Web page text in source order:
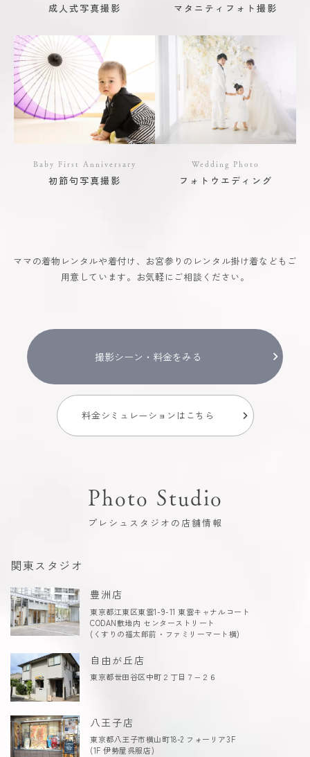
成人式写真撮影 マタニティフォト撮影
Baby First Anniversary
初節句写真撮影
Wedding Photo
フォトウエディング
ママの着物レンタルや着付け、お宮参りのレンタル掛け着などもご
用意しています。お気軽にご相談ください。
撮影シーン・料金をみる
料金シミュレーションはこちら
Photo Studio
プレシュスタジオの店舗情報
関東スタジオ
豊洲店
東京都江東区東雲1-9-11 東雲キャナルコート
CODAN敷地内 センターストリート
(くすりの福太郎前・ファミリーマート横)
自由が丘店
東京都世田谷区中町２丁目７−２６
八王子店
東京都八王子市横山町18-2 フォーリア3F
(1F 伊勢屋呉服店)